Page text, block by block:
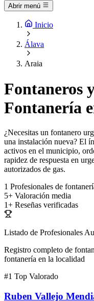
Abrir menú
Inicio
Álava
Araia
Fontaneros
Fontanería
¿Necesitas un fontanero
una instalación nueva? El
activos en el municipio,
rapidez de respuesta en
autorizados de gas.
1 Profesionales de
5+ Valoración media
1+ Reseñas verificadas
Listado de Profesionales
Registro completo de
fontanería en la localidad
#1 Top Valorado
Ruben Vallejo